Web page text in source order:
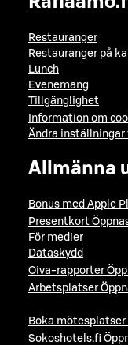
Restauranger
Restauranger på
Lunch
Evenemang
Tillgänglighet
Information om
Ändra inställningar
Allmänna
Bonus med Apple
Presentkort
För medier
Dataskydd
Oiva-rapporter
Arbetsplatser
Boka mötesplatser
Sokoshotels.fi